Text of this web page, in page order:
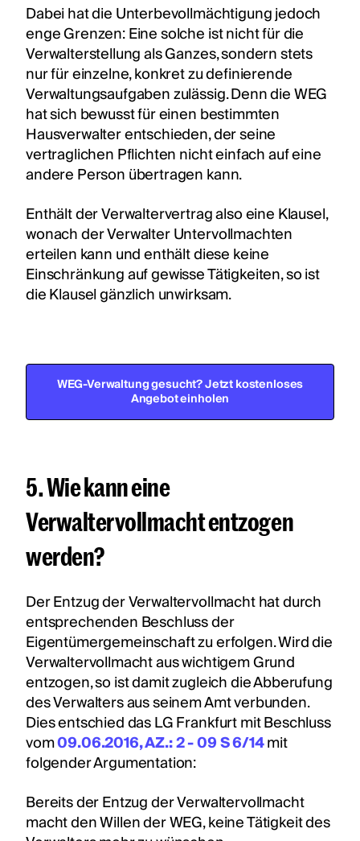
Dabei hat die Unterbevollmächtigung jedoch
enge Grenzen: Eine solche ist nicht für die
Verwalterstellung als Ganzes, sondern stets
nur für einzelne, konkret zu definierende
Verwaltungsaufgaben zulässig. Denn die WEG
hat sich bewusst für einen bestimmten
Hausverwalter entschieden, der seine
vertraglichen Pflichten nicht einfach auf eine
andere Person übertragen kann.
Enthält der Verwaltervertrag also eine Klausel,
wonach der Verwalter Untervollmachten
erteilen kann und enthält diese keine
Einschränkung auf gewisse Tätigkeiten, so ist
die Klausel gänzlich unwirksam.
WEG-Verwaltung gesucht? Jetzt kostenloses
Angebot einholen
5. Wie kann eine
Verwaltervollmacht entzogen
werden?
Der Entzug der Verwaltervollmacht hat durch
entsprechenden Beschluss der
Eigentümergemeinschaft zu erfolgen. Wird die
Verwaltervollmacht aus wichtigem Grund
entzogen, so ist damit zugleich die Abberufung
des Verwalters aus seinem Amt verbunden.
Dies entschied das LG Frankfurt mit Beschluss
vom09.06.2016, AZ.: 2 - 09 S 6/14mit
folgender Argumentation:
Bereits der Entzug der Verwaltervollmacht
macht den Willen der WEG, keine Tätigkeit des